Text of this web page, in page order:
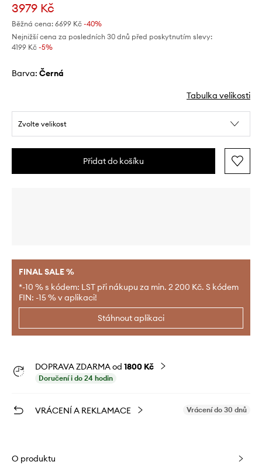
3979 Kč
Běžná cena: 6699 Kč -40%
Nejnižší cena za posledních 30 dnů před poskytnutím slevy:
4199 Kč -5%
Barva: černá
Tabulka velikosti
Zvolte velikost
Přidat do košíku
FINAL SALE %
*-10 % s kódem: LST při nákupu za min. 2 200 Kč. S kódem
FIN: -15 % v aplikaci!
Stáhnout aplikaci
DOPRAVA ZDARMA od 1800 Kč
Doručení i do 24 hodin
VRÁCENÍ A REKLAMACE Vrácení do 30 dnů
O produktu